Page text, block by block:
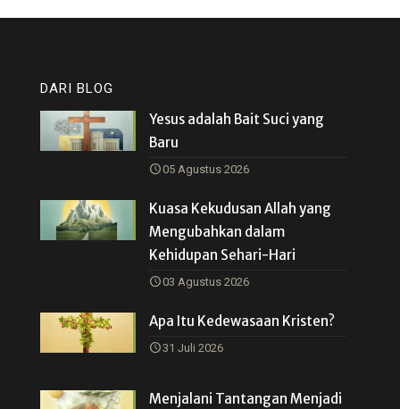
DARI BLOG
Yesus adalah Bait Suci yang
Baru
05 Agustus 2026
Kuasa Kekudusan Allah yang
Mengubahkan dalam
Kehidupan Sehari-Hari
03 Agustus 2026
Apa Itu Kedewasaan Kristen?
31 Juli 2026
Menjalani Tantangan Menjadi